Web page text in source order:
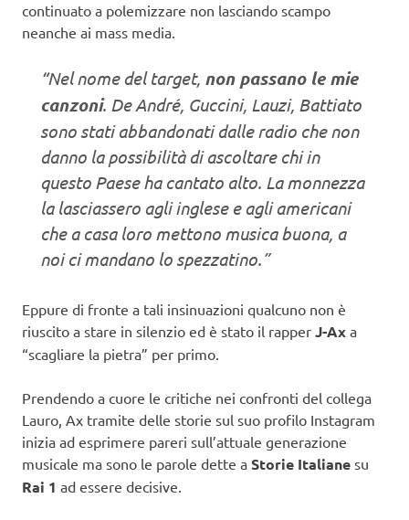
continuato a polemizzare non lasciando scampo
neanche ai mass media.
“Nel nome del target, non passano le mie
canzoni. De André, Guccini, Lauzi, Battiato
sono stati abbandonati dalle radio che non
danno la possibilità di ascoltare chi in
questo Paese ha cantato alto. La monnezza
la lasciassero agli inglese e agli americani
che a casa loro mettono musica buona, a
noi ci mandano lo spezzatino.”
Eppure di fronte a tali insinuazioni qualcuno non è
riuscito a stare in silenzio ed è stato il rapper J-Ax a
“scagliare la pietra” per primo.
Prendendo a cuore le critiche nei confronti del collega
Lauro, Ax tramite delle storie sul suo profilo Instagram
inizia ad esprimere pareri sull’attuale generazione
musicale ma sono le parole dette a Storie Italiane su
Rai 1 ad essere decisive.